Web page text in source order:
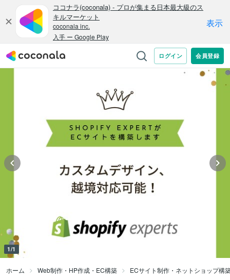
1/1
ホーム Web制作・HP作成・EC構築 ECサイト制作・ネットショップ構